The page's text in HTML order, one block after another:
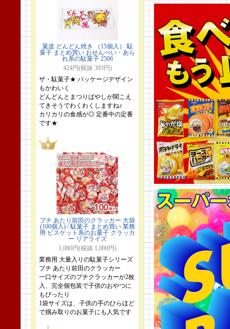
菓道 どんどん焼き （15個入） 駄
菓子 まとめ買い おせんべい・あら
れ系の駄菓子 2506
424円(税抜 393円)
ザ・駄菓子★ パッケージデザイン
もかわいく
どんどんとまつりばやしが聞こえ
てきそうでわくわくしますね♪
カリカリの食感が◎ 定番中の定番
です★
プチ あたり前田のクラッカー 大袋
(100個入) / 駄菓子 まとめ買い 業務
用 ビスケット系のお菓子 クラッカ
ー リアライズ
1,080円(税抜 1,000円)
業務用 大量入りの駄菓子シリーズ
プチ あたり前田のクラッカー
一口サイズのプチクラッカーが2枚
入、完全個包装で子供のおやつに
もぴったり
1袋サイズは、子供の手のひらほど
で掴み取りのお菓子にも人気です